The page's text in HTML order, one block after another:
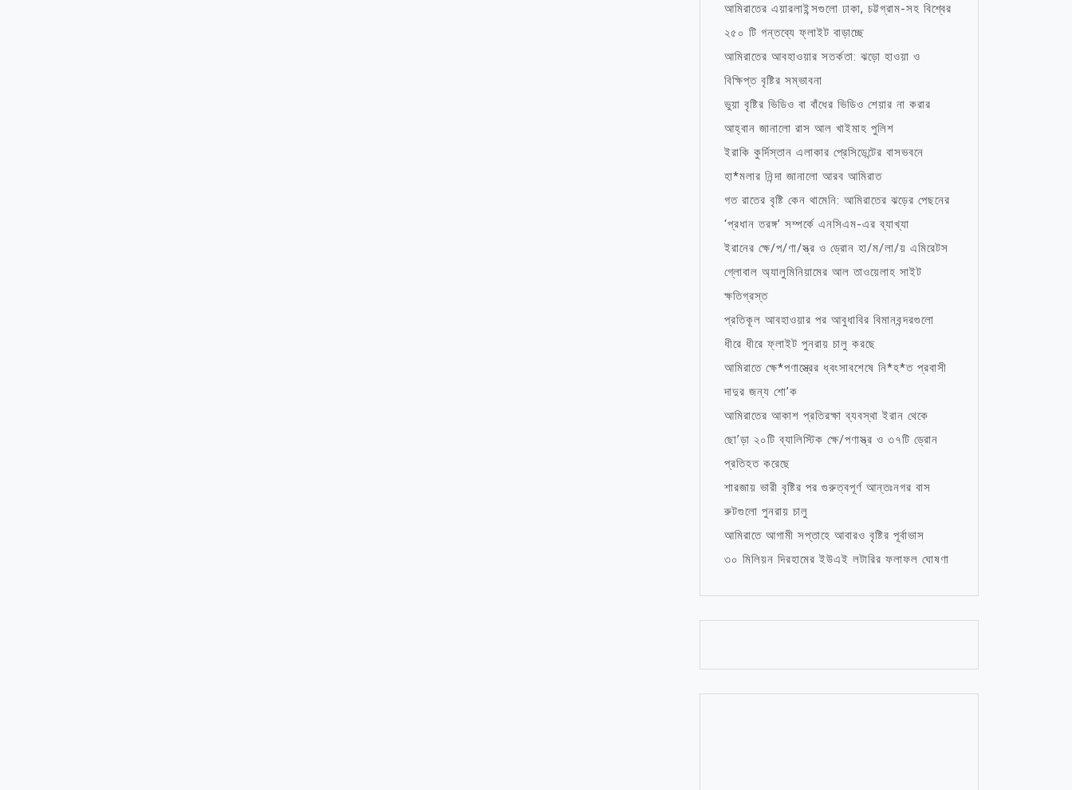
আমিরাতের এয়ারলাইন্সগুলো ঢাকা, চট্টগ্রাম-সহ বিশ্বের
২৫০ টি গন্তব্যে ফ্লাইট বাড়াচ্ছে
আমিরাতের আবহাওয়ার সতর্কতা: ঝড়ো হাওয়া ও
বিক্ষিপ্ত বৃষ্টির সম্ভাবনা
ভুয়া বৃষ্টির ভিডিও বা বাঁধের ভিডিও শেয়ার না করার
আহ্বান জানালো রাস আল খাইমাহ পুলিশ
ইরাকি কুর্দিস্তান এলাকার প্রেসিডেন্টের বাসভবনে
হা*মলার নিন্দা জানালো আরব আমিরাত
গত রাতের বৃষ্টি কেন থামেনি: আমিরাতের ঝড়ের পেছনের
‘প্রধান তরঙ্গ’ সম্পর্কে এনসিএম-এর ব্যাখ্যা
ইরানের ক্ষে/প/ণা/স্ত্র ও ড্রোন হা/ম/লা/য় এমিরেটস
গ্লোবাল অ্যালুমিনিয়ামের আল তাওয়েলাহ সাইট
ক্ষতিগ্রস্ত
প্রতিকূল আবহাওয়ার পর আবুধাবির বিমানবন্দরগুলো
ধীরে ধীরে ফ্লাইট পুনরায় চালু করছে
আমিরাতে ক্ষে*পণাস্ত্রের ধ্বংসাবশেষে নি*হ*ত প্রবাসী
দাদুর জন্য শো’ক
আমিরাতের আকাশ প্রতিরক্ষা ব্যবস্থা ইরান থেকে
ছো’ড়া ২০টি ব্যালিস্টিক ক্ষে/পণাস্ত্র ও ৩৭টি ড্রোন
প্রতিহত করেছে
শারজায় ভারী বৃষ্টির পর গুরুত্বপূর্ণ আন্তঃনগর বাস
রুটগুলো পুনরায় চালু
আমিরাতে আগামী সপ্তাহে আবারও বৃষ্টির পূর্বাভাস
৩০ মিলিয়ন দিরহামের ইউএই লটারির ফলাফল ঘোষণা